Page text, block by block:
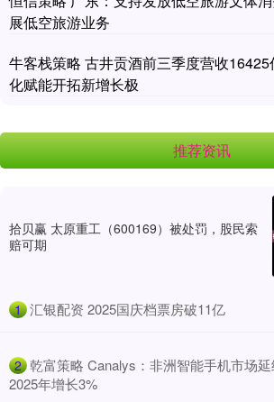
展低空旅游业务
牛客栈策略 古井贡酒前三季度营收
化赋能开拓新增长极
推荐资讯
拾贝赢 太原重工（600169）被处罚，股民索
赔可期
1 ​汇银配资 2025国庆档票房破11亿
2 乾富策略 Canalys：非洲智能手机市场
2025年增长3%